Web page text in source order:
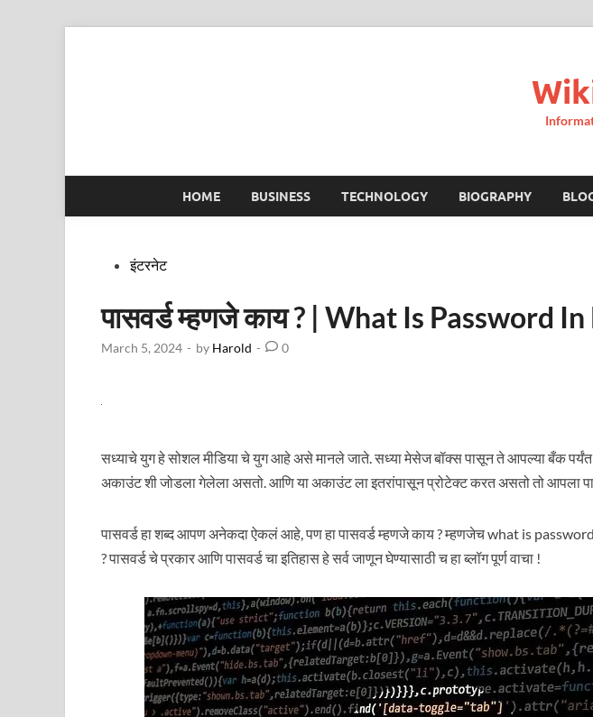
HOME BUSINESS TECHNOLOGY BIOGRAPHY
Postedइंटरनेट
पासवर्ड म्हणजे काय ? | What Is Password
March 5, 2024 - by Harold - 0
सध्याचे युग हे सोशल मीडिया चे युग आहे असे मानले जाते. सध्या मेसेज बॉक्स पासून ते आपल्या बँक
अकाउंट शी जोडला गेलेला असतो. आणि या अकाउंट ला इतरांपासून प्रोटेक्ट करत असतो तो आपला
पासवर्ड हा शब्द आपण अनेकदा ऐकलं आहे, पण हा पासवर्ड म्हणजे काय ? म्हणजेच what is
? पासवर्ड चे प्रकार आणि पासवर्ड चा इतिहास हे सर्व जाणून घेण्यासाठी च हा ब्लॉग पूर्ण वाचा !